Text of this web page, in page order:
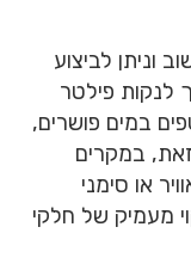
וניתן לביצוע
לנקות פילטר
במים פושרים,
במקרים
או סימני
מעמיק של חלקי